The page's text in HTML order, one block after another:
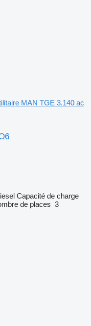
MAN TGE 3.140 ac
Capacité de charge
de places 3